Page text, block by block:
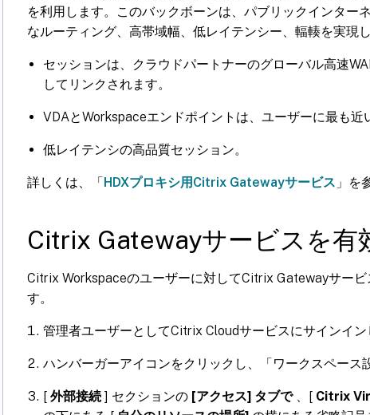
を利用します。このバックボーンは、パブリックインター
なルーティング、高帯域幅、低レイテンシー、輻輳を実現し
セッションは、クラウドパートナーのグローバル高速
してリンクされます。
VDAとWorkspaceエンドポイントは、ユーザーに最も近
低レイテンシの高品質セッション。
詳しくは、「HDXプロキシ用Citrix Gatewayサービス 」を
Citrix Gatewayサービスを有
Citrix Workspaceのユーザーに対してCitrix Gatewayサー
す。
管理者ユーザーとしてCitrix Cloudサービスにサインイン
ハンバーガーアイコンをクリックし、「ワークスペース
[ 外部接続 ] セクションの [アクセス] タブで、[ Citrix